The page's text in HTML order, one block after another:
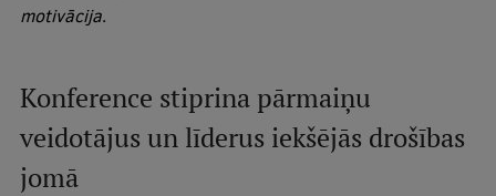
Ģerbonis
Reitingi
Virtuālā tūre
motivācija.
Konference stiprina pārmaiņu
veidotājus un līderus iekšējās drošības
jomā